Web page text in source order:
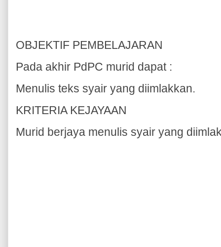
OBJEKTIF PEMBELAJARAN
Pada akhir PdPC murid dapat :
Menulis teks syair yang diimlakkan.
KRITERIA KEJAYAAN
Murid berjaya menulis syair yang